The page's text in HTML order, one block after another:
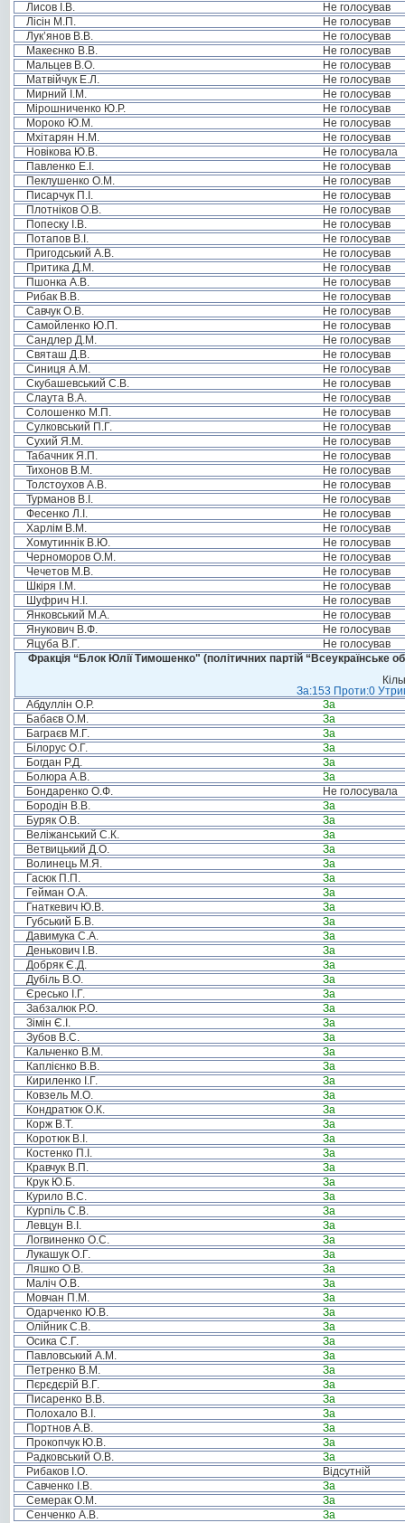
Лисов І.В.
Не голосував
Лісін М.П.
Не голосував
Лук’янов В.В.
Не голосував
Макеєнко В.В.
Не голосував
Мальцев В.О.
Не голосував
Матвійчук Е.Л.
Не голосував
Мирний І.М.
Не голосував
Мірошниченко Ю.Р.
Не голосував
Мороко Ю.М.
Не голосував
Мхітарян Н.М.
Не голосував
Новікова Ю.В.
Не голосувала
Павленко Е.І.
Не голосував
Пеклушенко О.М.
Не голосував
Писарчук П.І.
Не голосував
Плотніков О.В.
Не голосував
Попеску І.В.
Не голосував
Потапов В.І.
Не голосував
Пригодський А.В.
Не голосував
Притика Д.М.
Не голосував
Пшонка А.В.
Не голосував
Рибак В.В.
Не голосував
Савчук О.В.
Не голосував
Самойленко Ю.П.
Не голосував
Сандлер Д.М.
Не голосував
Святаш Д.В.
Не голосував
Синиця А.М.
Не голосував
Скубашевський С.В.
Не голосував
Слаута В.А.
Не голосував
Солошенко М.П.
Не голосував
Сулковський П.Г.
Не голосував
Сухий Я.М.
Не голосував
Табачник Я.П.
Не голосував
Тихонов В.М.
Не голосував
Толстоухов А.В.
Не голосував
Турманов В.І.
Не голосував
Фесенко Л.І.
Не голосував
Харлім В.М.
Не голосував
Хомутиннік В.Ю.
Не голосував
Черноморов О.М.
Не голосував
Чечетов М.В.
Не голосував
Шкіря І.М.
Не голосував
Шуфрич Н.І.
Не голосував
Янковський М.А.
Не голосував
Янукович В.Ф.
Не голосував
Яцуба В.Г.
Не голосував
Фракція “Блок Юлії Тимошенко" (політичних партій “Всеукраїнське
За:153 Проти:0
Абдуллін О.Р.
За
Бабаєв О.М.
За
Баграєв М.Г.
За
Білорус О.Г.
За
Богдан Р.Д.
За
Болюра А.В.
За
Бондаренко О.Ф.
Не голосувала
Бородін В.В.
За
Буряк О.В.
За
Веліжанський С.К.
За
Ветвицький Д.О.
За
Волинець М.Я.
За
Гасюк П.П.
За
Гейман О.А.
За
Гнаткевич Ю.В.
За
Губський Б.В.
За
Давимука С.А.
За
Денькович І.В.
За
Добряк Є.Д.
За
Дубіль В.О.
За
Єресько І.Г.
За
Забзалюк Р.О.
За
Зімін Є.І.
За
Зубов В.С.
За
Кальченко В.М.
За
Каплієнко В.В.
За
Кириленко І.Г.
За
Ковзель М.О.
За
Кондратюк О.К.
За
Корж В.Т.
За
Коротюк В.І.
За
Костенко П.І.
За
Кравчук В.П.
За
Крук Ю.Б.
За
Курило В.С.
За
Курпіль С.В.
За
Левцун В.І.
За
Логвиненко О.С.
За
Лукашук О.Г.
За
Ляшко О.В.
За
Маліч О.В.
За
Мовчан П.М.
За
Одарченко Ю.В.
За
Олійник С.В.
За
Осика С.Г.
За
Павловський А.М.
За
Петренко В.М.
За
Пєрєдєрій В.Г.
За
Писаренко В.В.
За
Полохало В.І.
За
Портнов А.В.
За
Прокопчук Ю.В.
За
Радковський О.В.
За
Рибаков І.О.
Відсутній
Савченко І.В.
За
Семерак О.М.
За
Сенченко А.В.
За